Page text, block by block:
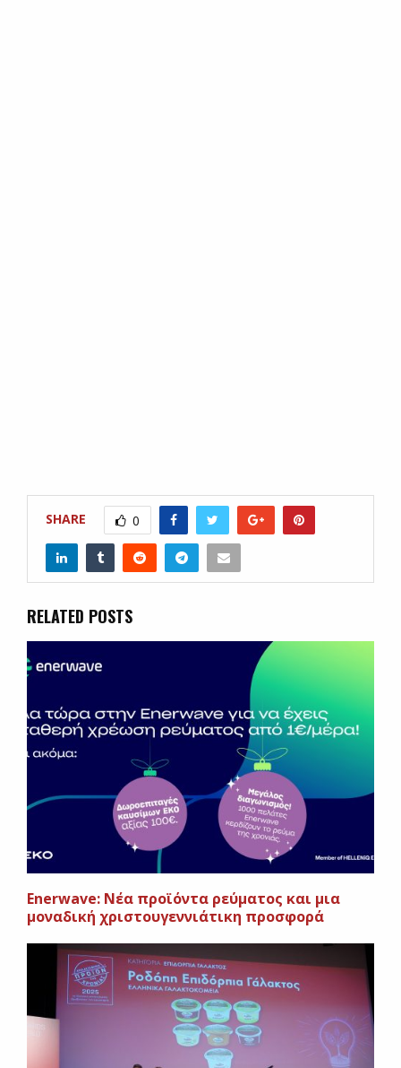
SHARE 0
RELATED POSTS
Enerwave: Νέα προϊόντα ρεύματος και μια
μοναδική χριστουγεννιάτικη προσφορά